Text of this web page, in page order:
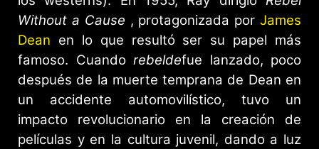
Without a Cause , protagonizada porJames
Dean en lo que resultó ser su papel más
famoso. Cuando rebeldefue lanzado, poco
después de la muerte temprana de Dean en
un accidente automovilístico, tuvo un
impacto revolucionario en la creación de
películas y en la cultura juvenil, dando a luz